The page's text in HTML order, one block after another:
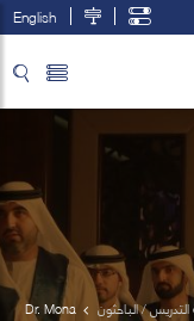
English
/ الباحثون